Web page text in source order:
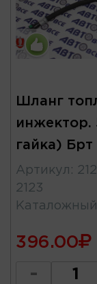
Шланг
инжектор.
гайка) Брт
Артикул :
2123
Каталожный
396.00
-